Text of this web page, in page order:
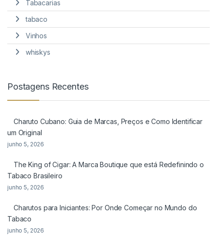
Tabacarias
tabaco
Vinhos
whiskys
Postagens Recentes
Charuto Cubano: Guia de Marcas, Preços e Como Identificar
um Original
junho 5, 2026
The King of Cigar: A Marca Boutique que está Redefinindo o
Tabaco Brasileiro
junho 5, 2026
Charutos para Iniciantes: Por Onde Começar no Mundo do
Tabaco
junho 5, 2026